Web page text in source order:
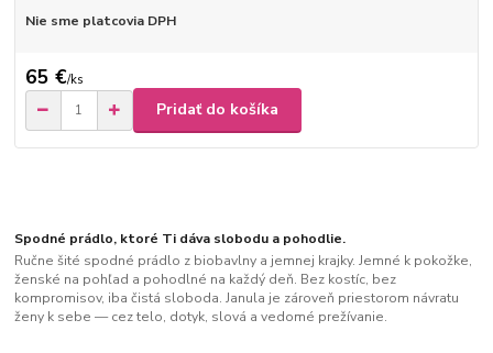
Nie sme platcovia DPH
65 €/ks
Pridať do košíka
Spodné prádlo, ktoré Ti dáva slobodu a pohodlie.
Ručne šité spodné prádlo z biobavlny a jemnej krajky. Jemné k pokožke,
ženské na pohľad a pohodlné na každý deň. Bez kostíc, bez
kompromisov, iba čistá sloboda. Janula je zároveň priestorom návratu
ženy k sebe — cez telo, dotyk, slová a vedomé prežívanie.